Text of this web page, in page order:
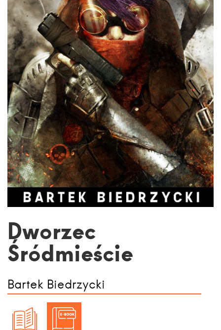
Dworzec
Śródmieście
Bartek Biedrzycki